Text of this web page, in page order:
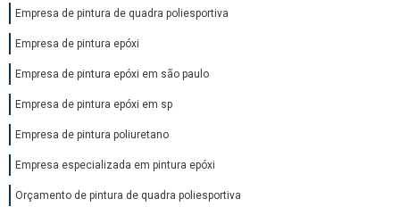
Empresa de pintura de quadra poliesportiva
Empresa de pintura epóxi
Empresa de pintura epóxi em são paulo
Empresa de pintura epóxi em sp
Empresa de pintura poliuretano
Empresa especializada em pintura epóxi
Orçamento de pintura de quadra poliesportiva